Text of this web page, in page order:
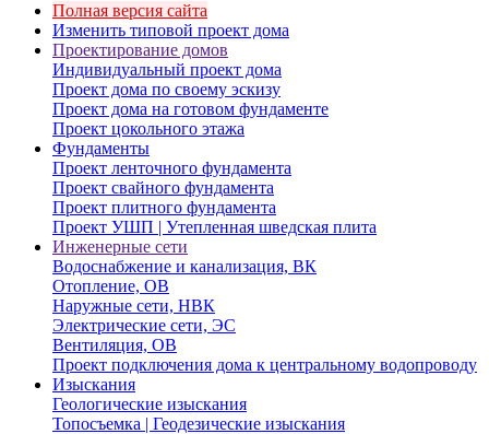
Полная версия сайта
Изменить типовой проект дома
Проектирование домов
Индивидуальный проект дома
Проект дома по своему эскизу
Проект дома на готовом фундаменте
Проект цокольного этажа
Фундаменты
Проект ленточного фундамента
Проект свайного фундамента
Проект плитного фундамента
Проект УШП | Утепленная шведская плита
Инженерные сети
Водоснабжение и канализация, ВК
Отопление, ОВ
Наружные сети, НВК
Электрические сети, ЭС
Вентиляция, ОВ
Проект подключения дома к центральному водопроводу
Изыскания
Геологические изыскания
Топосъемка | Геодезические изыскания